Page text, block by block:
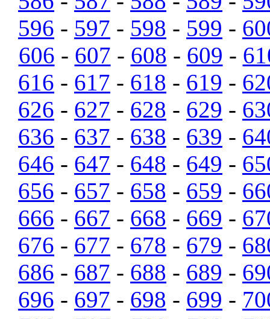
596 - 597 - 598 - 599 -
606 - 607 - 608 - 609 -
616 - 617 - 618 - 619 -
626 - 627 - 628 - 629 -
636 - 637 - 638 - 639 -
646 - 647 - 648 - 649 -
656 - 657 - 658 - 659 -
666 - 667 - 668 - 669 -
676 - 677 - 678 - 679 -
686 - 687 - 688 - 689 -
696 - 697 - 698 - 699 -